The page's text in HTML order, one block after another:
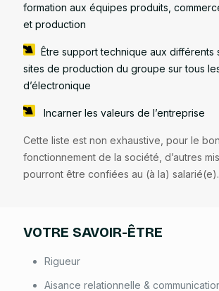
formation aux équipes produits,
et production
Être support technique aux différents
sites de production du groupe sur tous
d’électronique
Incarner les valeurs de l’entreprise
Cette liste est non exhaustive, pour le bon
fonctionnement de la société, d’autres
pourront être confiées au (à la) salarié(e).
VOTRE SAVOIR-ÊTRE
Rigueur
Aisance relationnelle &